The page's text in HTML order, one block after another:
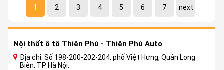
1 2 3 4 5 6 7 next
Nội thất ô tô Thiên Phú - Thiên Phú Auto
Địa chỉ: Số 198-200-202-204, phố Việt Hưng, Quận Long
Biên, TP Hà Nội.